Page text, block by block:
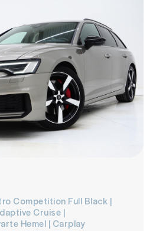
Competition Full Black |
Cruise |
Hemel | Carplay